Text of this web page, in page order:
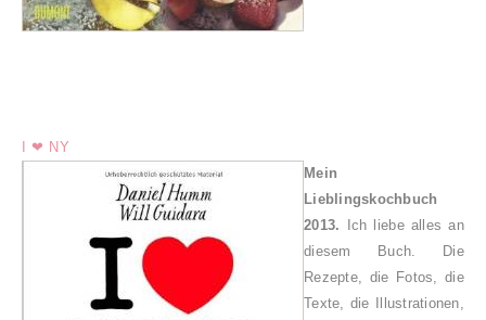
I ❤ NY
Mein
Lieblingskochbuch
2013. Ich liebe alles an
diesem Buch. Die
Rezepte, die Fotos, die
Texte, die Illustrationen,